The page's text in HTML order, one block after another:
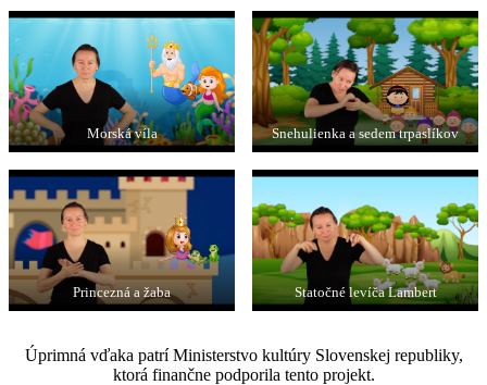
Morská víla Snehulienka a sedem trpaslíkov
Princezná a žaba Statočné levíča Lambert
Úprimná vďaka patrí Ministerstvo kultúry Slovenskej republiky,
ktorá finančne podporila tento projekt.